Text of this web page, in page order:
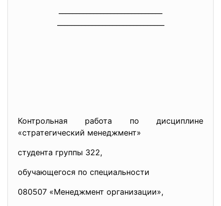
Контрольная работа по дисциплине
«стратегический менеджмент»
студента группы 322,
обучающегося по специальности
080507 «Менеджмент организации»,